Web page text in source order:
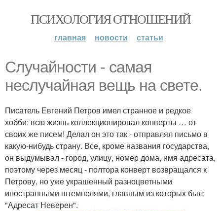
ПСИХОЛОГИЯ ОТНОШЕНИЙ
главная новости статьи
Случайности - самая
неслучайная вещь на свете.
Писатель Евгений Петров имел странное и редкое
хобби: всю жизнь коллекционировал конверты … от
своих же писем! Делал он это так - отправлял письмо в
какую-нибудь страну. Все, кроме названия государства,
он выдумывал - город, улицу, номер дома, имя адресата,
поэтому через месяц - полтора конверт возвращался к
Петрову, но уже украшенный разноцветными
иностранными штемпелями, главным из которых был:
"Адресат Неверен".